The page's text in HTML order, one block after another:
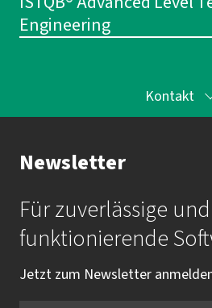
Engineering
Kontakt
Ihr Kontakt zur Akademie
Frau Katrin Krauß
Mail:
Tel.:
+49 9131 / 7518-750
Newsletter
Für zuverlässige und
funktionierende
Jetzt zum Newsletter